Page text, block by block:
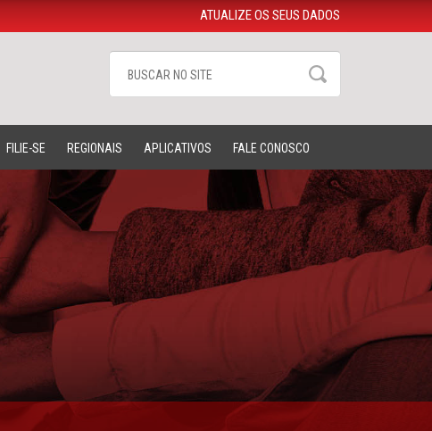
ATUALIZE OS SEUS DADOS
FILIE-SE REGIONAIS APLICATIVOS FALE CONOSCO